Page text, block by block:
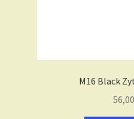
M16 Black
56,00